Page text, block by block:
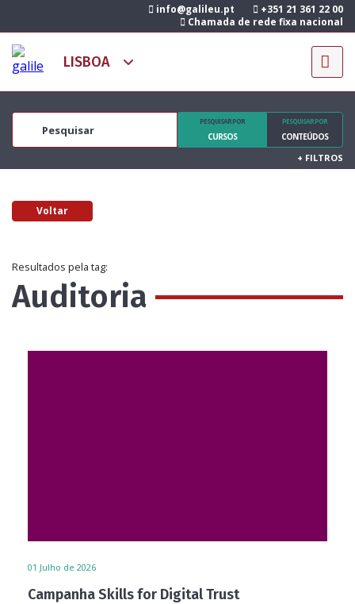
info@galileu.pt
+351 21 361 22 00
Chamada de rede fixa nacional
PESQUISAR POR
CURSOS
PESQUISAR POR
CONTEÚDOS
+ FILTROS
Voltar
Resultados pela tag:
Auditoria
01 Julho de 2026
Campanha Skills for Digital Trust